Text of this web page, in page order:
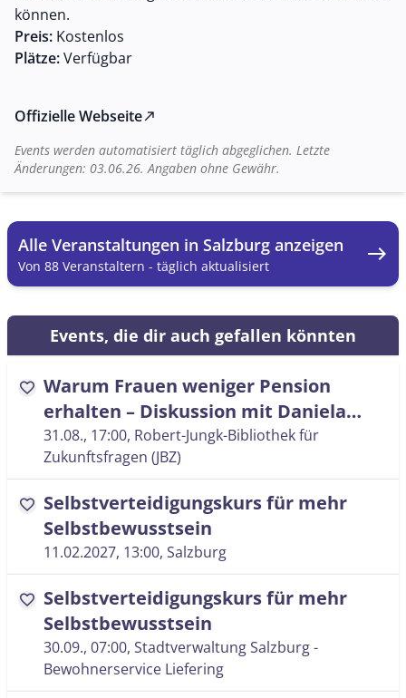
können.
Preis: Kostenlos
Plätze:Verfügbar
Offizielle Webseitenorth_east
Events werden automatisiert täglich abgeglichen. Letzte
Änderungen: 03.06.26. Angaben ohne Gewähr.
Alle Veranstaltungen in Salzburg anzeigen
Von 88 Veranstaltern - täglich aktualisiert east
Events, die dir auch gefallen könnten
favorite Warum Frauen weniger Pension
erhalten – Diskussion mit Daniela
Schwaiger
31.08., 17:00, Robert-Jungk-Bibliothek für
Zukunftsfragen (JBZ)
favorite Selbstverteidigungskurs für mehr
Selbstbewusstsein
11.02.2027, 13:00, Salzburg
favorite Selbstverteidigungskurs für mehr
Selbstbewusstsein
30.09., 07:00, Stadtverwaltung Salzburg -
Bewohnerservice Liefering